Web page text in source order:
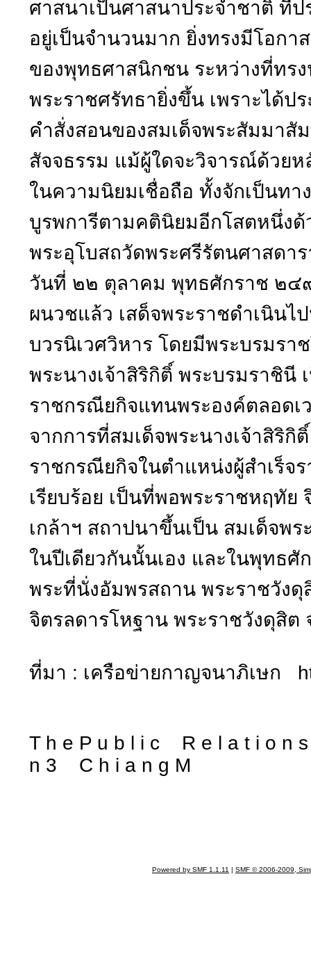
ศาสนาเป็นศาสนาประจำชาติ ที่
อยู่เป็นจำนวนมาก ยิ่งทรงมีโอก
ของพุทธศาสนิกชน ระหว่างที่ทร
พระราชศรัทธายิ่งขึ้น เพราะได้ป
คำสั่งสอนของสมเด็จพระสัมมาสั
สัจจธรรม แม้ผู้ใดจะวิจารณ์ด้วย
ในความนิยมเชื่อถือ ทั้งจักเป็นท
บูรพการีตามคตินิยมอีกโสตหนึ่งด้
พระอุโบสถวัดพระศรีรัตนศาสดา
วันที่ ๒๒ ตุลาคม พุทธศักราช ๒๔
ผนวชแล้ว เสด็จพระราชดำเนิน
บวรนิเวศวิหาร โดยมีพระบรมรา
พระนางเจ้าสิริกิติ์ พระบรมราชินี
ราชกรณียกิจแทนพระองค์ตลอด
จากการที่สมเด็จพระนางเจ้าสิริ
ราชกรณียกิจในตำแหน่งผู้สำเร็จ
เรียบร้อย เป็นที่พอพระราชหฤทัย
เกล้าฯ สถาปนาขึ้นเป็น สมเด็จพ
ในปีเดียวกันนั้นเอง และในพุทธ
พระที่นั่งอัมพรสถาน พระราชวัง
จิตรลดารโหฐาน พระราชวังดุสิต
ที่มา : เครือข่ายกาญจนาภิเษก
T h e P u b l i c R e l a t i o
n 3 C h i a n g M
Powered by SMF 1.1.11 | SMF © 2006-2009,